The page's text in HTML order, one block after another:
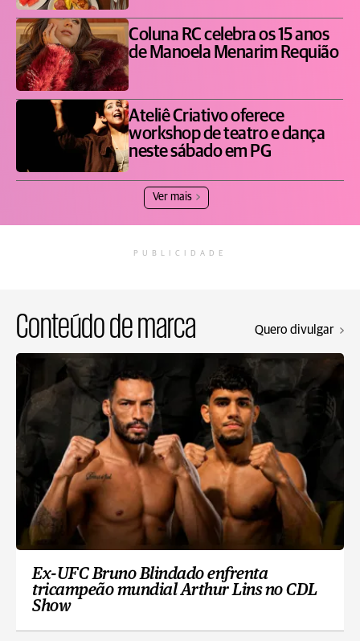
Coluna RC celebra os 15 anos
de Manoela Menarim Requião
Ateliê Criativo oferece
workshop de teatro e dança
neste sábado em PG
Ver mais
PUBLICIDADE
Conteúdo de marca Quero divulgar
Ex-UFC Bruno Blindado enfrenta
tricampeão mundial Arthur Lins no CDL
Show